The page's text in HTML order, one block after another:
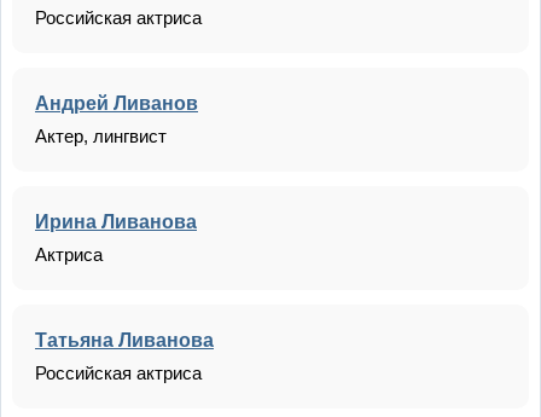
Российская актриса
Андрей Ливанов
Актер, лингвист
Ирина Ливанова
Актриса
Татьяна Ливанова
Российская актриса